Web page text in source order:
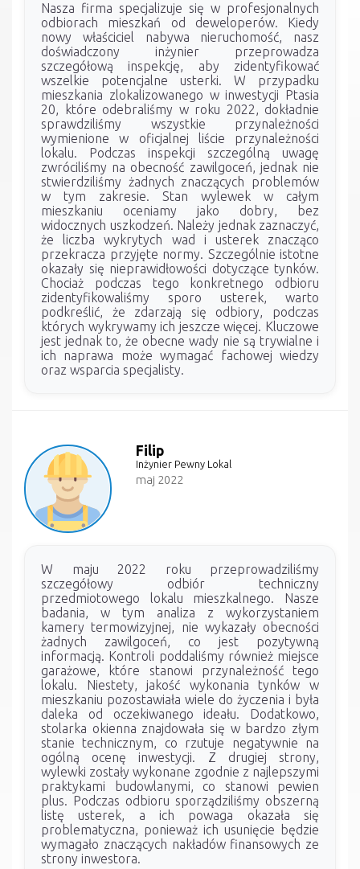
Nasza firma specjalizuje się w profesjonalnych
odbiorach mieszkań od deweloperów. Kiedy
nowy właściciel nabywa nieruchomość, nasz
doświadczony inżynier przeprowadza
szczegółową inspekcję, aby zidentyfikować
wszelkie potencjalne usterki. W przypadku
mieszkania zlokalizowanego w inwestycji Ptasia
20, które odebraliśmy w roku 2022, dokładnie
sprawdziliśmy wszystkie przynależności
wymienione w oficjalnej liście przynależności
lokalu. Podczas inspekcji szczególną uwagę
zwróciliśmy na obecność zawilgoceń, jednak nie
stwierdziliśmy żadnych znaczących problemów
w tym zakresie. Stan wylewek w całym
mieszkaniu oceniamy jako dobry, bez
widocznych uszkodzeń. Należy jednak zaznaczyć,
że liczba wykrytych wad i usterek znacząco
przekracza przyjęte normy. Szczególnie istotne
okazały się nieprawidłowości dotyczące tynków.
Chociaż podczas tego konkretnego odbioru
zidentyfikowaliśmy sporo usterek, warto
podkreślić, że zdarzają się odbiory, podczas
których wykrywamy ich jeszcze więcej. Kluczowe
jest jednak to, że obecne wady nie są trywialne i
ich naprawa może wymagać fachowej wiedzy
oraz wsparcia specjalisty.
Filip
Inżynier Pewny Lokal
maj 2022
W maju 2022 roku przeprowadziliśmy
szczegółowy odbiór techniczny
przedmiotowego lokalu mieszkalnego. Nasze
badania, w tym analiza z wykorzystaniem
kamery termowizyjnej, nie wykazały obecności
żadnych zawilgoceń, co jest pozytywną
informacją. Kontroli poddaliśmy również miejsce
garażowe, które stanowi przynależność tego
lokalu. Niestety, jakość wykonania tynków w
mieszkaniu pozostawiała wiele do życzenia i była
daleka od oczekiwanego ideału. Dodatkowo,
stolarka okienna znajdowała się w bardzo złym
stanie technicznym, co rzutuje negatywnie na
ogólną ocenę inwestycji. Z drugiej strony,
wylewki zostały wykonane zgodnie z najlepszymi
praktykami budowlanymi, co stanowi pewien
plus. Podczas odbioru sporządziliśmy obszerną
listę usterek, a ich powaga okazała się
problematyczna, ponieważ ich usunięcie będzie
wymagało znaczących nakładów finansowych ze
strony inwestora.